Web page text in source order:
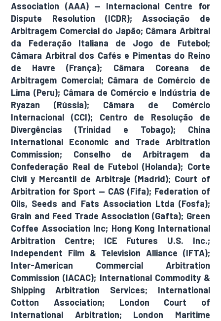
Association (AAA) — Internacional Centre for
Dispute Resolution (ICDR); Associação de
Arbitragem Comercial do Japão; Câmara Arbitral
da Federação Italiana de Jogo de Futebol;
Câmara Arbitral dos Cafés e Pimentas do Reino
de Havre (França); Câmara Coreana de
Arbitragem Comercial; Câmara de Comércio de
Lima (Peru); Câmara de Comércio e Indústria de
Ryazan (Rússia); Câmara de Comércio
Internacional (CCI); Centro de Resolução de
Divergências (Trinidad e Tobago); China
International Economic and Trade Arbitration
Commission; Conselho de Arbitragem da
Confederação Real de Futebol (Holanda); Corte
Civil y Mercantil de Arbitraje (Madrid); Court of
Arbitration for Sport — CAS (Fifa); Federation of
Oils, Seeds and Fats Association Ltda (Fosfa);
Grain and Feed Trade Association (Gafta); Green
Coffee Association Inc; Hong Kong International
Arbitration Centre; ICE Futures U.S. Inc.;
Independent Film & Television Alliance (IFTA);
Inter-American Commercial Arbitration
Commission (IACAC); International Commodity &
Shipping Arbitration Services; International
Cotton Association; London Court of
International Arbitration; London Maritime